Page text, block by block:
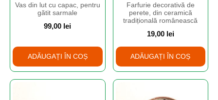
Vas din lut cu capac, pentru
gătit sarmale
99,00 lei
ADĂUGAȚI ÎN COȘ
Farfurie decorativă de
perete, din ceramică
tradițională românească
19,00 lei
ADĂUGAȚI ÎN COȘ